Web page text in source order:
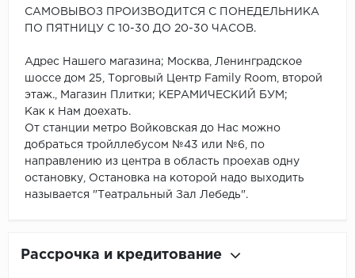
САМОВЫВОЗ ПРОИЗВОДИТСЯ С ПОНЕДЕЛЬНИКА
ПО ПЯТНИЦУ С 10-30 ДО 20-30 ЧАСОВ.
Адрес Нашего магазина; Москва, Ленинградское
шоссе дом 25, Торговый Центр Family Room, второй
этаж., Магазин Плитки; КЕРАМИЧЕСКИЙ БУМ;
Как к Нам доехать.
От станции метро Войковская до Нас можно
добраться тройллебусом №43 или №6, по
направлению из центра в область проехав одну
остановку, Остановка на которой надо выходить
называется "Театральный Зал Лебедь".
Рассрочка и кредитование